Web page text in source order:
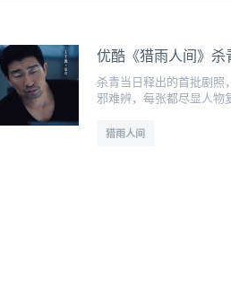
优酷《猎雨人间》杀
杀青当日释出的首批剧照
邪难辨，每张都尽显人物
猎雨人间